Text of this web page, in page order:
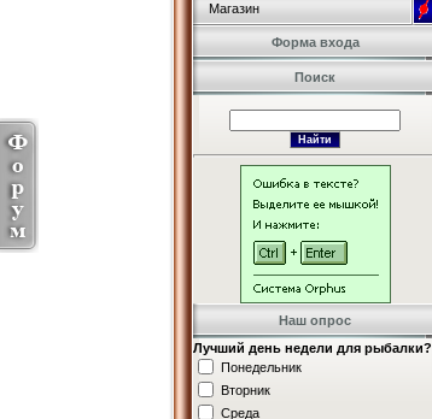
Магазин
Форма входа
Поиск
Наш опрос
Лучший день недели для рыбалки?
Понедельник
Вторник
Среда